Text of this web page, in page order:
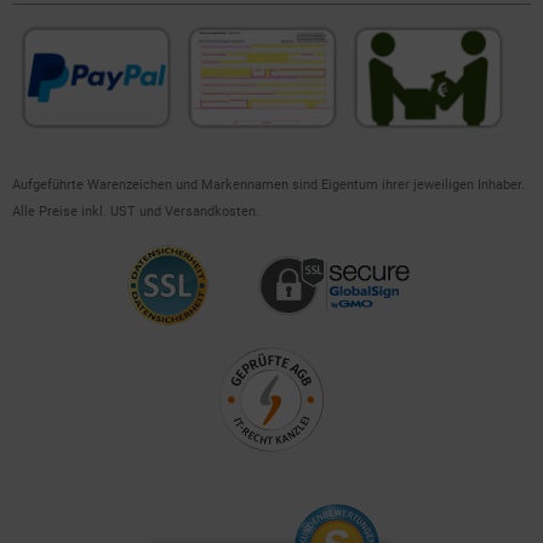
Aufgeführte Warenzeichen und Markennamen sind Eigentum ihrer jeweiligen Inhaber.
Alle Preise inkl. UST und Versandkosten.